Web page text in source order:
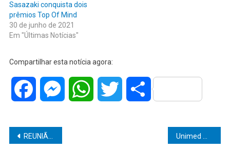
Sasazaki conquista dois
prêmios Top Of Mind
30 de junho de 2021
Em "Últimas Notícias"
Compartilhar esta notícia agora:
Facebook MessengerWhatsAppTwitter Share
Navegação
REUNIÃO ENTRE SINDIEMPROL E SECRETARIA DE SAÚDE ACONTECEU ESTA SEMANA EM MARILIA Unimed Marília encerra o mês de Janeiro com avaliação positiva para os atendimentos remotos para pacientes com síndrome gripal.